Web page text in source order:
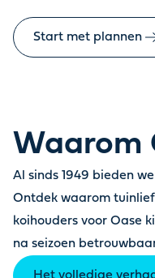
Start met plannen
Waarom
Al sinds 1949 bieden
Ontdek waarom
koihouders voor Oase
na seizoen